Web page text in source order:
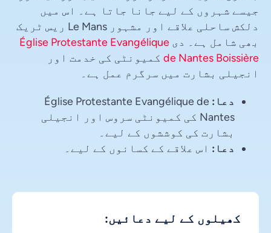
جیسے شہروں کے لیے جانا جاتا ہے۔ اس میں
دلکش ساحلی علاقے اور مشہور Le Mans ریس ٹریک
بھی شامل ہے۔ دی Église Protestante Evangélique
de Nantes Boissière کمیونٹی کی خدمت اور
انجیلی بشارت میں سرگرم عمل ہے۔
دعا: Église Protestante Evangélique de
Nantes کی کمیونٹی سروس اور انجیلی
بشارت کی کوششوں کے لیے۔
دعا: اس علاقے کے کسانوں کے لیے۔
کھیلوں کے لیے دعائیں: